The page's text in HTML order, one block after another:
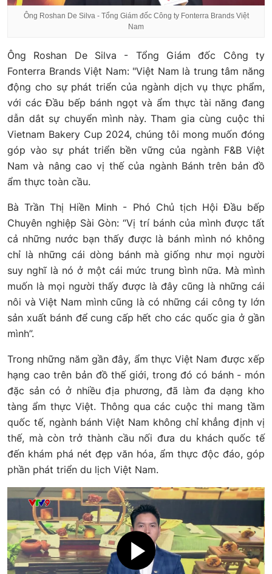
Ông Roshan De Silva - Tổng Giám đốc Công ty Fonterra Brands Việt
Nam
Ông Roshan De Silva - Tổng Giám đốc Công ty
Fonterra Brands Việt Nam: "Việt Nam là trung tâm năng
động cho sự phát triển của ngành dịch vụ thực phẩm,
với các Đầu bếp bánh ngọt và ẩm thực tài năng đang
dẫn dắt sự chuyển mình này. Tham gia cùng cuộc thi
Vietnam Bakery Cup 2024, chúng tôi mong muốn đóng
góp vào sự phát triển bền vững của ngành F&B Việt
Nam và nâng cao vị thế của ngành Bánh trên bản đồ
ẩm thực toàn cầu.
Bà Trần Thị Hiền Minh - Phó Chủ tịch Hội Đầu bếp
Chuyên nghiệp Sài Gòn: “Vị trí bánh của mình được tất
cả những nước bạn thấy được là bánh mình nó không
chỉ là những cái dòng bánh mà giống như mọi người
suy nghĩ là nó ở một cái mức trung bình nữa. Mà mình
muốn là mọi người thấy được là đây cũng là những cái
nôi và Việt Nam mình cũng là có những cái công ty lớn
sản xuất bánh để cung cấp hết cho các quốc gia ở gần
mình”.
Trong những năm gần đây, ẩm thực Việt Nam được xếp
hạng cao trên bản đồ thế giới, trong đó có bánh - món
đặc sản có ở nhiều địa phương, đã làm đa dạng kho
tàng ẩm thực Việt. Thông qua các cuộc thi mang tầm
quốc tế, ngành bánh Việt Nam không chỉ khẳng định vị
thế, mà còn trở thành cầu nối đưa du khách quốc tế
đến khám phá nét đẹp văn hóa, ẩm thực độc đáo, góp
phần phát triển du lịch Việt Nam.